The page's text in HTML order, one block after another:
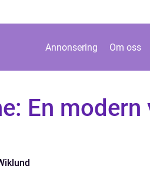
Annonsering Om oss
En